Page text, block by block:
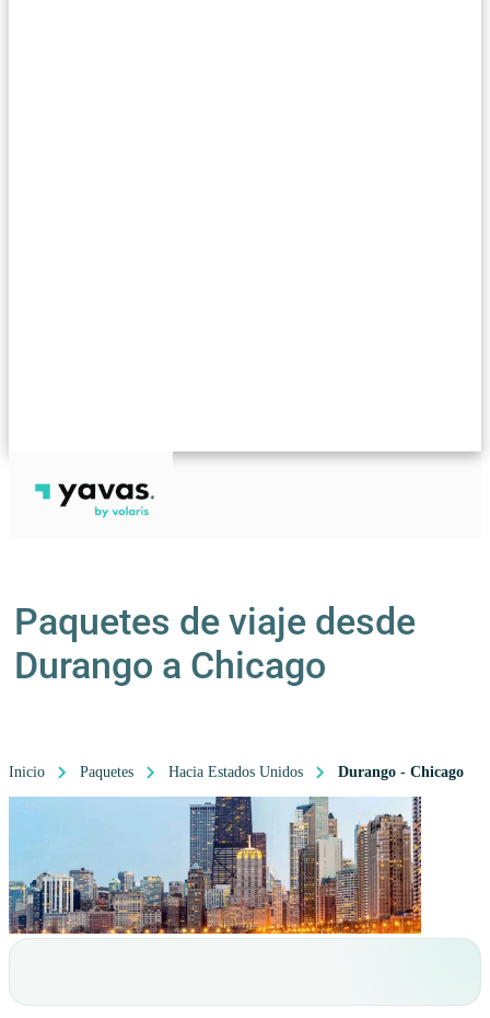
Paquetes de viaje desde
Durango a Chicago
Inicio Paquetes Hacia Estados Unidos Durango - Chicago